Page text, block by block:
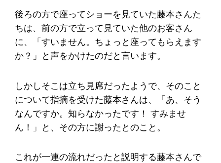
後ろの方で座ってショーを見ていた藤本さんた
ちは、前の方で立って見ていた他のお客さん
に、「すいません。ちょっと座ってもらえます
か？」と声をかけたのだと言います。
しかしそこは立ち見席だったようで、そのこと
について指摘を受けた藤本さんは、「あ、そう
なんですか。知らなかったです！ すみませ
ん！」と、その方に謝ったとのこと。
これが一連の流れだったと説明する藤本さんで